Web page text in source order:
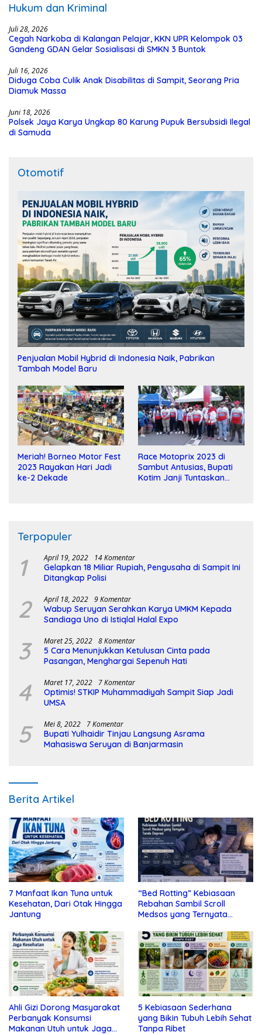
Hukum dan Kriminal
Juli 28, 2026
Cegah Narkoba di Kalangan Pelajar, KKN UPR Kelompok 03
Gandeng GDAN Gelar Sosialisasi di SMKN 3 Buntok
Juli 16, 2026
Diduga Coba Culik Anak Disabilitas di Sampit, Seorang Pria
Diamuk Massa
Juni 18, 2026
Polsek Jaya Karya Ungkap 80 Karung Pupuk Bersubsidi Ilegal
di Samuda
Otomotif
Penjualan Mobil Hybrid di Indonesia Naik, Pabrikan
Tambah Model Baru
Meriah! Borneo Motor Fest
2023 Rayakan Hari Jadi
ke-2 Dekade
Race Motoprix 2023 di
Sambut Antusias, Bupati
Kotim Janji Tuntaskan
Terpopuler
1 April 19, 2022 14 Komentar
Gelapkan 18 Miliar Rupiah, Pengusaha di Sampit Ini
Ditangkap Polisi
2 April 18, 2022 9 Komentar
Wabup Seruyan Serahkan Karya UMKM Kepada
Sandiaga Uno di Istiqlal Halal Expo
3 Maret 25, 2022 8 Komentar
5 Cara Menunjukkan Ketulusan Cinta pada
Pasangan, Menghargai Sepenuh Hati
4 Maret 17, 2022 7 Komentar
Optimis! STKIP Muhammadiyah Sampit Siap Jadi
UMSA
5 Mei 8, 2022 7 Komentar
Bupati Yulhaidir Tinjau Langsung Asrama
Mahasiswa Seruyan di Banjarmasin
Berita Artikel
7 Manfaat Ikan Tuna untuk
Kesehatan, Dari Otak Hingga
Jantung
“Bed Rotting” Kebiasaan
Rebahan Sambil Scroll
Medsos yang Ternyata
Ahli Gizi Dorong Masyarakat
Perbanyak Konsumsi
Makanan Utuh untuk Jaga
5 Kebiasaan Sederhana
yang Bikin Tubuh Lebih Sehat
Tanpa Ribet